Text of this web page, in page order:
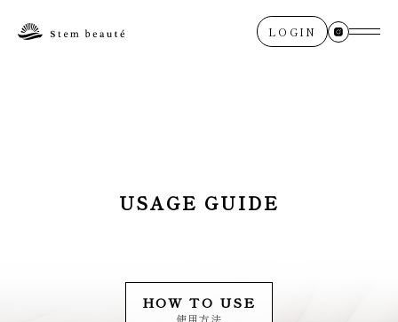
LOGIN
USAGE GUIDE
HOW TO USE
使用方法